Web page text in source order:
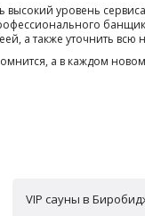
уровень
а также уточнить
а в каждом
VIP сауны в